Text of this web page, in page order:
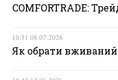
COMFORTRADE:
10:51 08.07.2026
Як обрати